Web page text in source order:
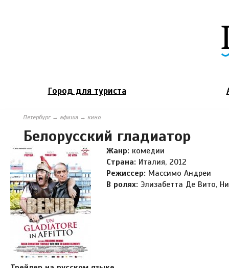
Город для туриста
Петербург→ афиша → кино
Белорусский гладиатор
Жанр: комедии
Страна: Италия, 2012
Режиссер: Массимо Андреи
В ролях: Элизабетта Де Вито,